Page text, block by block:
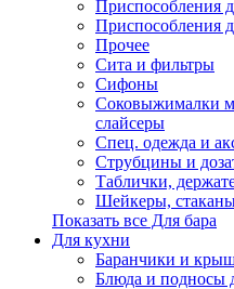
Приспособления
Приспособления
Прочее
Сита и фильтры
Сифоны
Соковыжималки
слайсеры
Спец. одежда и
Струбцины и
Таблички,
Шейкеры,
Показать все Для бара
Для кухни
Баранчики и
Блюда и подносы